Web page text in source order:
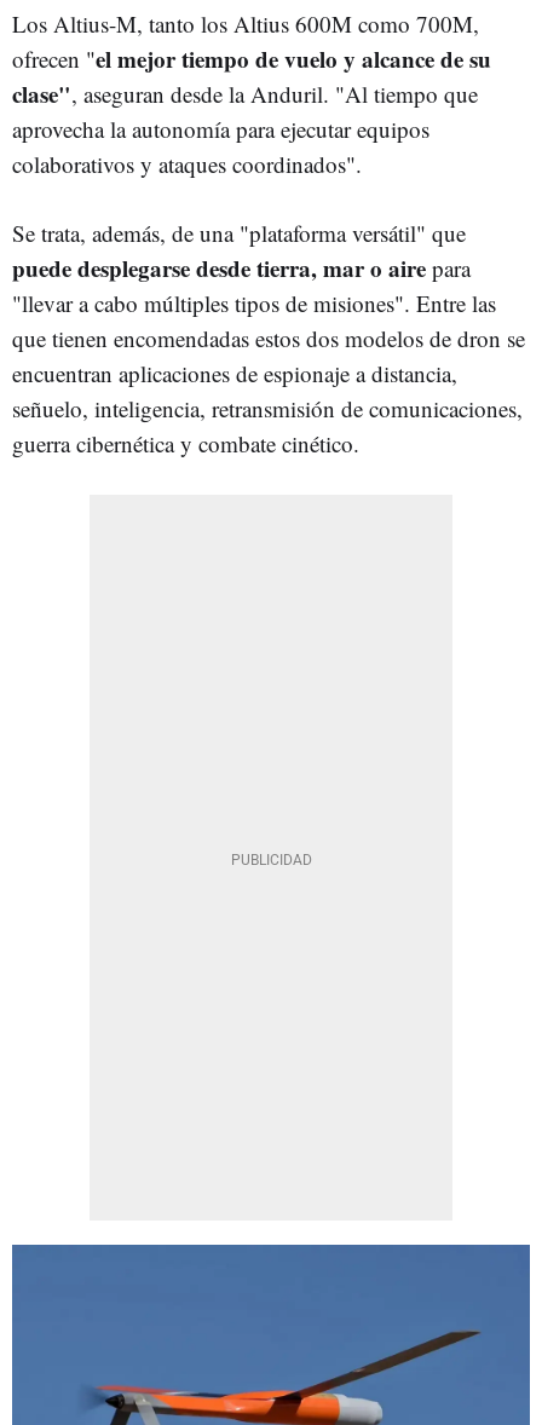
Los Altius-M, tanto los Altius 600M como 700M,
ofrecen "el mejor tiempo de vuelo y alcance de su
clase", aseguran desde la Anduril. "Al tiempo que
aprovecha la autonomía para ejecutar equipos
colaborativos y ataques coordinados".
Se trata, además, de una "plataforma versátil" que
puede desplegarse desde tierra, mar o aire para
"llevar a cabo múltiples tipos de misiones". Entre las
que tienen encomendadas estos dos modelos de dron se
encuentran aplicaciones de espionaje a distancia,
señuelo, inteligencia, retransmisión de comunicaciones,
guerra cibernética y combate cinético.